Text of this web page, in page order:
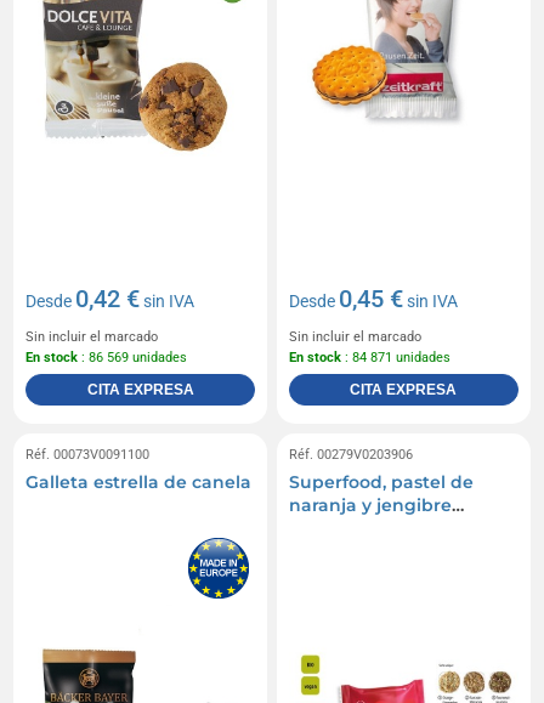
Desde 0,42 €sin IVA
Sin incluir el marcado
En stock : 86 569 unidades
CITA EXPRESA
Desde 0,45 €sin IVA
Sin incluir el marcado
En stock : 84 871 unidades
CITA EXPRESA
Réf. 00073V0091100
Galleta estrella de canela
Réf. 00279V0203906
Superfood, pastel de
naranja y jengibre